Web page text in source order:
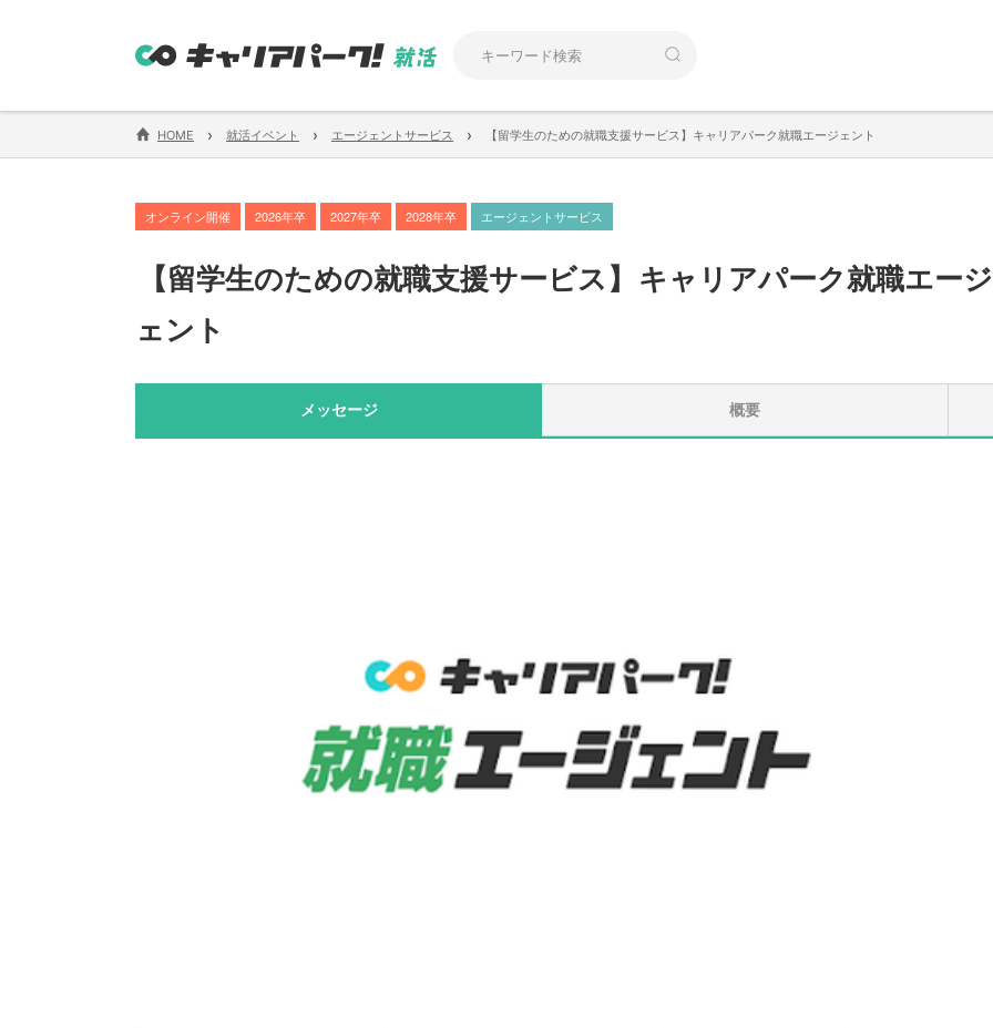
HOME › 就活イベント › エージェントサービス › 【留学生のための就職支援サービス】キャリアパーク就職エージェント
オンライン開催 2026年卒 2027年卒 2028年卒 エージェントサービス
【留学生のための就職支援サービス】 キャリアパーク就職エージ
ェント
メッセージ 概要